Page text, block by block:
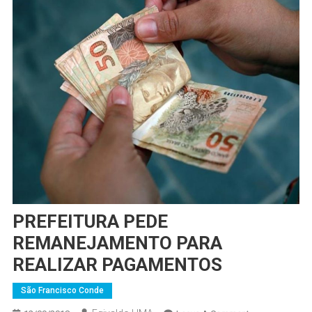
PREFEITURA PEDE
REMANEJAMENTO PARA
REALIZAR PAGAMENTOS
São Francisco Conde